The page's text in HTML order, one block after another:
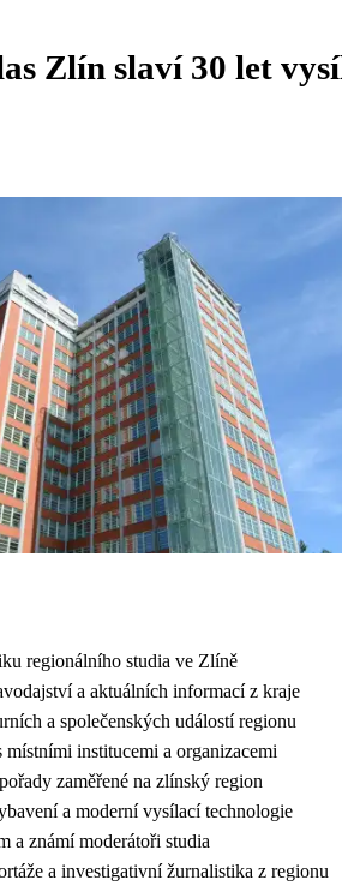
Zlín slaví 30 let
regionálního studia ve Zlíně
a aktuálních informací z kraje
a společenských událostí regionu
místními institucemi a organizacemi
zaměřené na zlínský region
a moderní vysílací technologie
a známí moderátoři studia
a investigativní žurnalistika z regionu